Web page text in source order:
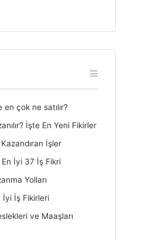
çok ne satılır?
İşte En Yeni Fikirler
İşler
İyi 37 İş Fikri
Yolları
İyi İş Fikirleri
ve Maaşları